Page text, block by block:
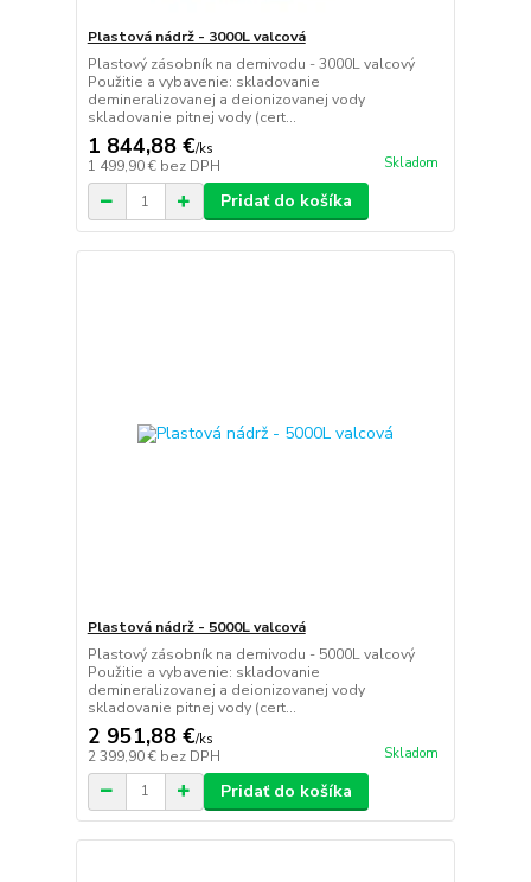
Plastová nádrž - 3000L valcová
Plastový zásobník na demivodu - 3000L valcový
Použitie a vybavenie: skladovanie
demineralizovanej a deionizovanej vody
skladovanie pitnej vody (cert...
1 844,88 €/ks
1 499,90 € bez DPH Skladom
Pridať do košíka
Plastová nádrž - 5000L valcová
Plastový zásobník na demivodu - 5000L valcový
Použitie a vybavenie: skladovanie
demineralizovanej a deionizovanej vody
skladovanie pitnej vody (cert...
2 951,88 €/ks
2 399,90 € bez DPH Skladom
Pridať do košíka